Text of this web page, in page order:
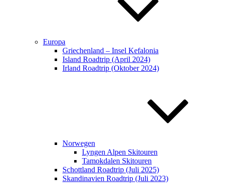
Europa
Griechenland – Insel Kefalonia
Island Roadtrip (April 2024)
Irland Roadtrip (Oktober 2024)
Norwegen
Lyngen Alpen Skitouren
Tamokdalen Skitouren
Schottland Roadtrip (Juli 2025)
Skandinavien Roadtrip (Juli 2023)